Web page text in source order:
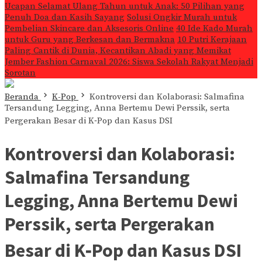
Ucapan Selamat Ulang Tahun untuk Anak: 50 Pilihan yang
Penuh Doa dan Kasih Sayang Solusi Ongkir Murah untuk
Pembelian Skincare dan Aksesoris Online 40 Ide Kado Murah
untuk Guru yang Berkesan dan Bermakna 10 Putri Kerajaan
Paling Cantik di Dunia, Kecantikan Abadi yang Memikat
Jember Fashion Carnaval 2026: Siswa Sekolah Rakyat Menjadi
Sorotan
Beranda K-Pop
Kontroversi dan Kolaborasi: Salmafina
Tersandung Legging, Anna Bertemu Dewi Perssik, serta
Pergerakan Besar di K‑Pop dan Kasus DSI
Kontroversi dan Kolaborasi:
Salmafina Tersandung
Legging, Anna Bertemu Dewi
Perssik, serta Pergerakan
Besar di K‑Pop dan Kasus DSI